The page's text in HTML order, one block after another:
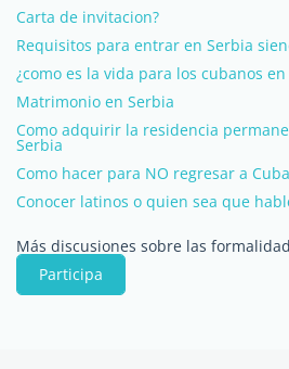
Carta de invitacion?
Requisitos para entrar en Serbia
¿como es la vida para los cubanos en
Matrimonio en Serbia
Como adquirir la residencia
Serbia
Como hacer para NO regresar a Cuba
Conocer latinos o quien sea que
Más discusiones sobre las
Participa